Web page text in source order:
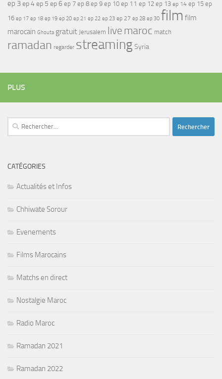
ep 3ep 4ep 5 ep 6 ep 7 ep 8 ep 9 ep 10 ep 11 ep 12 ep 13 ep 14 ep 15 ep
16 ep 17 ep 18 ep 19 ep 20 ep 21 ep 22 ep 23 ep 27 ep 28 ep 30 film film
marocain Ghouta gratuit Jerusalem live maroc match
ramadan regarder streamingSyria
PLUS
Rechercher :
CATÉGORIES
Actualités et Infos
Chhiwate Sorour
Evenements
Films Marocains
Matchs en direct
Nostalgie Maroc
Radio Maroc
Ramadan 2021
Ramadan 2022